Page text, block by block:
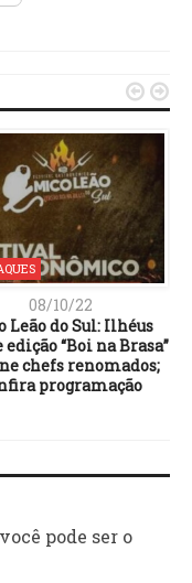
08/10/22
Leão do Sul: Ilhéus
edição “Boi na Brasa”
chefs renomados;
programação
 
pode ser o